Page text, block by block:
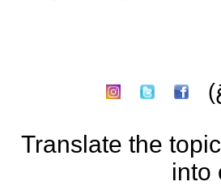
Translate the topic
into